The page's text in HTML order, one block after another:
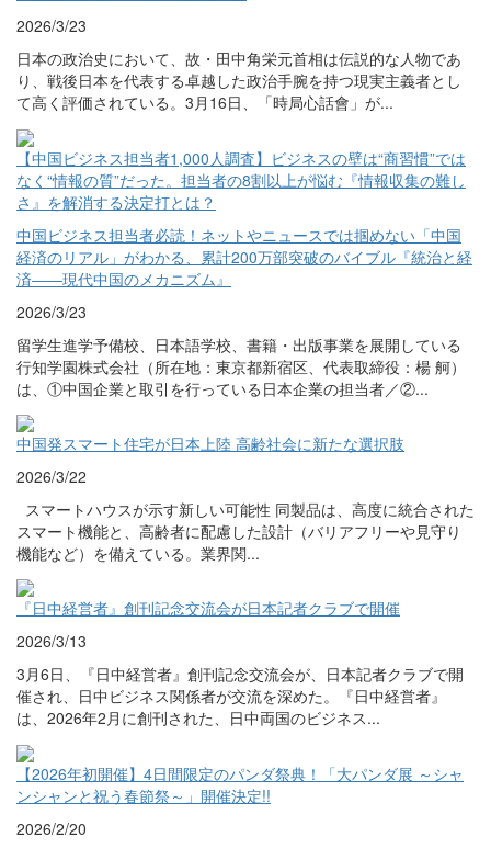
2026/3/23
日本の政治史において、故・田中角栄元首相は伝説的な人物であ
り、戦後日本を代表する卓越した政治手腕を持つ現実主義者とし
て高く評価されている。3月16日、「時局心話會」が...
【中国ビジネス担当者1,000人調査】ビジネスの壁は“商習慣”では
なく“情報の質”だった。担当者の8割以上が悩む『情報収集の難し
さ』を解消する決定打とは？
中国ビジネス担当者必読！ネットやニュースでは掴めない「中国
経済のリアル」がわかる、累計200万部突破のバイブル『統治と経
済――現代中国のメカニズム』
2026/3/23
留学生進学予備校、日本語学校、書籍・出版事業を展開している
行知学園株式会社（所在地：東京都新宿区、代表取締役：楊 舸）
は、①中国企業と取引を行っている日本企業の担当者／②...
中国発スマート住宅が日本上陸 高齢社会に新たな選択肢
2026/3/22
スマートハウスが示す新しい可能性 同製品は、高度に統合された
スマート機能と、高齢者に配慮した設計（バリアフリーや見守り
機能など）を備えている。業界関...
『日中経営者』創刊記念交流会が日本記者クラブで開催
2026/3/13
3月6日、『日中経営者』創刊記念交流会が、日本記者クラブで開
催され、日中ビジネス関係者が交流を深めた。『日中経営者』
は、2026年2月に創刊された、日中両国のビジネス...
【2026年初開催】4日間限定のパンダ祭典！「大パンダ展 ～シャ
ンシャンと祝う春節祭～」開催決定!!
2026/2/20